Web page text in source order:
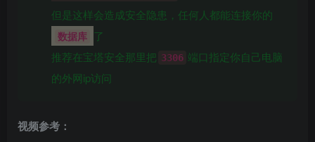
但是这样会造成安全隐患，任何人都能连接你的
数据库
了
推荐在宝塔安全那里把 3306 端口指定你自己电脑
的外网ip访问
视频参考：